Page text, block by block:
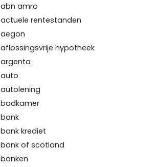
abn amro
actuele rentestanden
aegon
aflossingsvrije hypotheek
argenta
auto
autolening
badkamer
bank
bank krediet
bank of scotland
banken